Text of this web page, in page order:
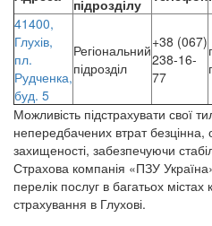
екрана:
інтерактивна
карта
підрозділів
має
обмежену
доступність.
Для
перегляду
адрес,
телефонів
та
підрозділу
41400,
Глухів,
пл.
Рудченка,
буд. 5
Регіональний
підрозділ
+38 (067)
238-16-
77
Можливість підстрахувати свої
непередбачених втрат безцінна,
захищеності, забезпечуючи
Страхова компанія «ПЗУ
перелік послуг в багатьох містах
страхування в Глухові.